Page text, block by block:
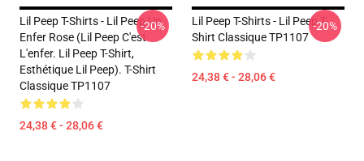
Lil Peep T-Shirts - Lil Peep Un
Enfer Rose (Lil Peep C'est
L'enfer. Lil Peep T-Shirt,
Esthétique Lil Peep). T-Shirt
Classique TP1107
24,38 € - 28,06 €
-20%
Lil Peep T-Shirts - Lil Peep T-
Shirt Classique TP1107
24,38 € - 28,06 €
-20%